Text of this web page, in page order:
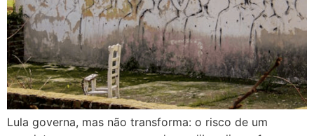
Lula governa, mas não transforma: o risco de um